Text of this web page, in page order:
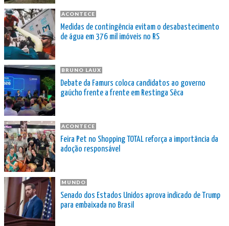
ACONTECE
Medidas de contingência evitam o desabastecimento
de água em 376 mil imóveis no RS
BRUNO LAUX
Debate da Famurs coloca candidatos ao governo
gaúcho frente a frente em Restinga Sêca
ACONTECE
Feira Pet no Shopping TOTAL reforça a importância da
adoção responsável
MUNDO
Senado dos Estados Unidos aprova indicado de Trump
para embaixada no Brasil